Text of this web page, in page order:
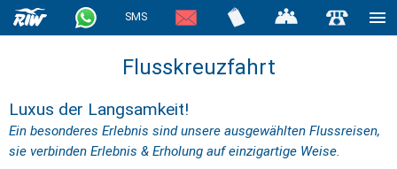
SMS
Flusskreuzfahrt
Luxus der Langsamkeit!
Ein besonderes Erlebnis sind unsere ausgewählten Flussreisen,
sie verbinden Erlebnis & Erholung auf einzigartige Weise.